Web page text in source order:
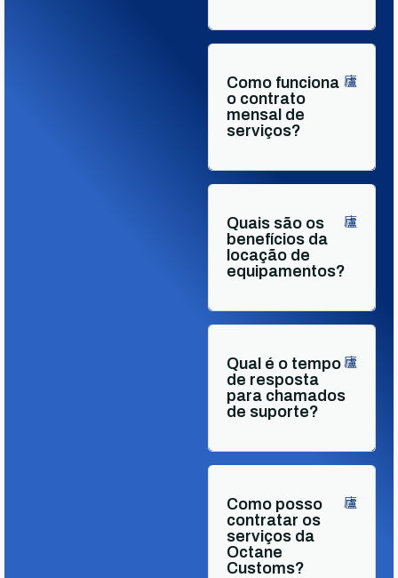
Como funciona
o contrato
mensal de
serviços?
Quais são os
benefícios da
locação de
equipamentos?
Qual é o tempo
de resposta
para chamados
de suporte?
Como posso
contratar os
serviços da
Octane
Customs?